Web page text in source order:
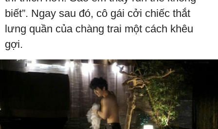
biết”. Ngay sau đó, cô gái cởi chiếc thắt
lưng quần của chàng trai một cách khêu
gợi.